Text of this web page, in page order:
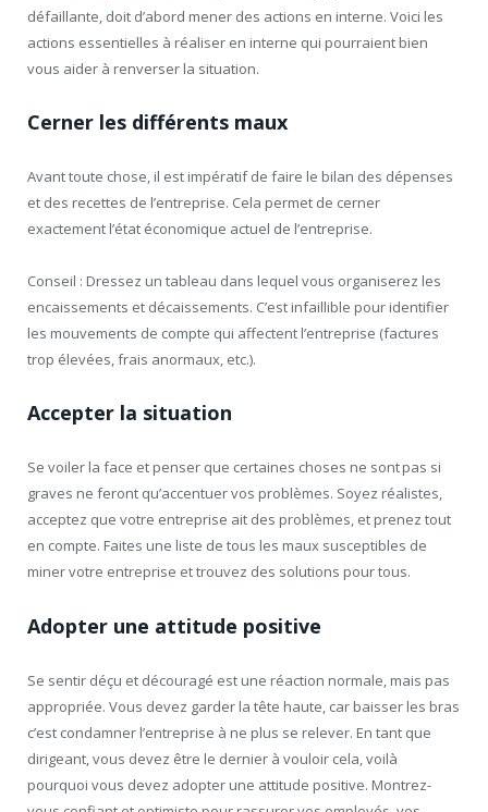
défaillante, doit d’abord mener des actions en interne. Voici les
actions essentielles à réaliser en interne qui pourraient bien
vous aider à renverser la situation.
Cerner les différents maux
Avant toute chose, il est impératif de faire le bilan des dépenses
et des recettes de l’entreprise. Cela permet de cerner
exactement l’état économique actuel de l’entreprise.
Conseil : Dressez un tableau dans lequel vous organiserez les
encaissements et décaissements. C’est infaillible pour identifier
les mouvements de compte qui affectent l’entreprise (factures
trop élevées, frais anormaux, etc.).
Accepter la situation
Se voiler la face et penser que certaines choses ne sont pas si
graves ne feront qu’accentuer vos problèmes. Soyez réalistes,
acceptez que votre entreprise ait des problèmes, et prenez tout
en compte. Faites une liste de tous les maux susceptibles de
miner votre entreprise et trouvez des solutions pour tous.
Adopter une attitude positive
Se sentir déçu et découragé est une réaction normale, mais pas
appropriée. Vous devez garder la tête haute, car baisser les bras
c’est condamner l’entreprise à ne plus se relever. En tant que
dirigeant, vous devez être le dernier à vouloir cela, voilà
pourquoi vous devez adopter une attitude positive. Montrez-